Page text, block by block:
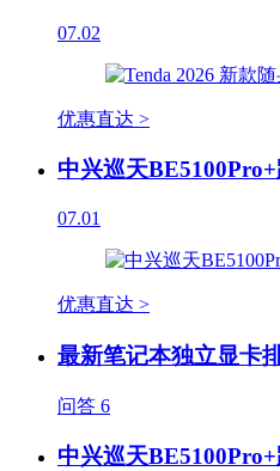
07.02
优惠直达 >
中兴巡天
07.01
优惠直达 >
最新笔记本独立显卡
问答 6
中兴巡天